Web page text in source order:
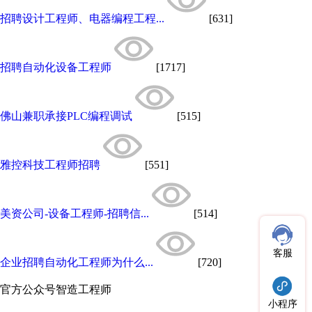
招聘设计工程师、电器编程工程... [631]
招聘自动化设备工程师 [1717]
佛山兼职承接PLC编程调试 [515]
雅控科技工程师招聘 [551]
美资公司-设备工程师-招聘信... [514]
企业招聘自动化工程师为什么... [720]
官方公众号智造工程师
客服
小程序